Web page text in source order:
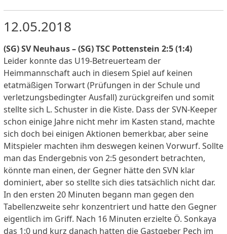
12.05.2018
(SG) SV Neuhaus – (SG) TSC Pottenstein 2:5 (1:4)
Leider konnte das U19-Betreuerteam der
Heimmannschaft auch in diesem Spiel auf keinen
etatmäßigen Torwart (Prüfungen in der Schule und
verletzungsbedingter Ausfall) zurückgreifen und somit
stellte sich L. Schuster in die Kiste. Dass der SVN-Keeper
schon einige Jahre nicht mehr im Kasten stand, machte
sich doch bei einigen Aktionen bemerkbar, aber seine
Mitspieler machten ihm deswegen keinen Vorwurf. Sollte
man das Endergebnis von 2:5 gesondert betrachten,
könnte man einen, der Gegner hätte den SVN klar
dominiert, aber so stellte sich dies tatsächlich nicht dar.
In den ersten 20 Minuten begann man gegen den
Tabellenzweite sehr konzentriert und hatte den Gegner
eigentlich im Griff. Nach 16 Minuten erzielte Ö. Sonkaya
das 1:0 und kurz danach hatten die Gastgeber Pech im